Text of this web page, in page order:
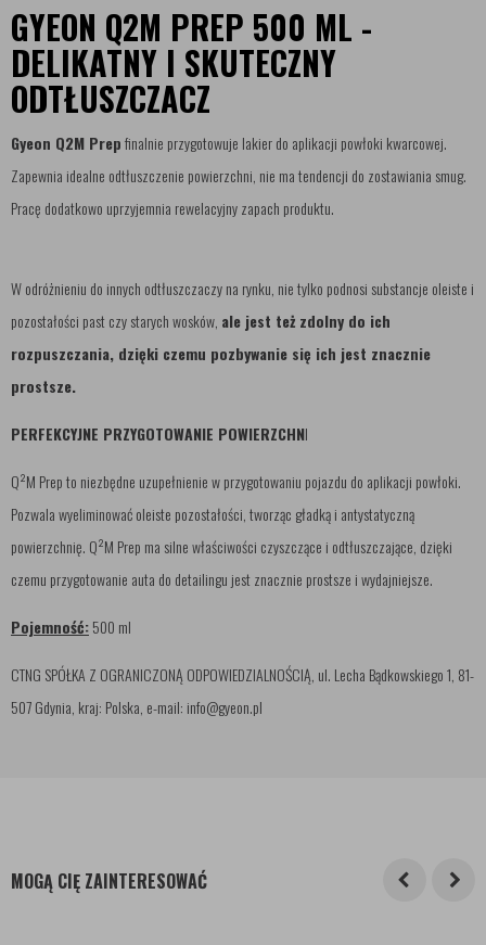
GYEON Q2M PREP 500 ML -
DELIKATNY I SKUTECZNY
ODTŁUSZCZACZ
Gyeon Q2M Prepfinalnie przygotowuje lakier do aplikacji powłoki kwarcowej.
Zapewnia idealne odtłuszczenie powierzchni, nie ma tendencji do zostawiania smug.
Pracę dodatkowo uprzyjemnia rewelacyjny zapach produktu.
W odróżnieniu do innych odtłuszczaczy na rynku, nie tylko podnosi substancje oleiste i
pozostałości past czy starych wosków, ale jest też zdolny do ich
rozpuszczania, dzięki czemu pozbywanie się ich jest znacznie
prostsze.
PERFEKCYJNE PRZYGOTOWANIE POWIERZCHNI
Q²M Prep to niezbędne uzupełnienie w przygotowaniu pojazdu do aplikacji powłoki.
Pozwala wyeliminować oleiste pozostałości, tworząc gładką i antystatyczną
powierzchnię. Q²M Prep ma silne właściwości czyszczące i odtłuszczające, dzięki
czemu przygotowanie auta do detailingu jest znacznie prostsze i wydajniejsze.
Pojemność:500 ml
CTNG SPÓŁKA Z OGRANICZONĄ ODPOWIEDZIALNOŚCIĄ, ul. Lecha Bądkowskiego 1, 81-
507 Gdynia, kraj: Polska, e-mail: info@gyeon.pl
MOGĄ CIĘ ZAINTERESOWAĆ